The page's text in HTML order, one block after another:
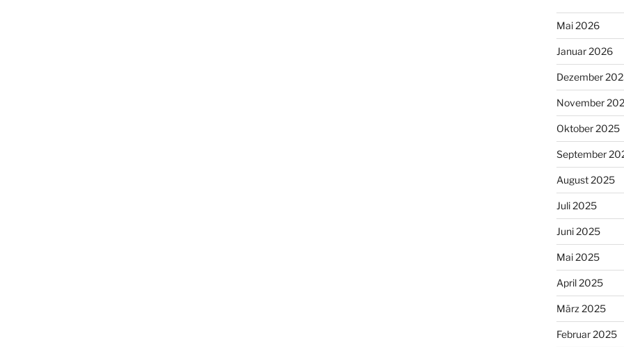
Mai 2026
Januar 2026
Dezember
November
Oktober 2025
September
August 2025
Juli 2025
Juni 2025
Mai 2025
April 2025
März 2025
Februar 2025